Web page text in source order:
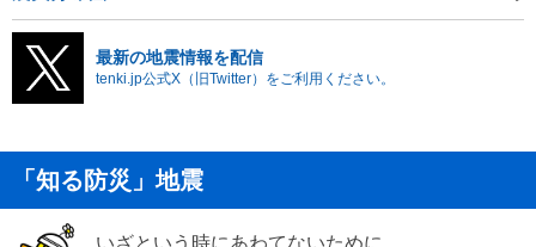
最新の地震情報を配信
tenki.jp公式X（旧Twitter）をご利用ください。
「知る防災」地震
いざという時にあわてないために